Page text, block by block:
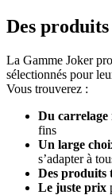
Des
La Gamme Joker
sélectionnés pour
Vous trouverez :
Du carrelage
fins
Un large
s’adapter à
Des produits
Le juste prix